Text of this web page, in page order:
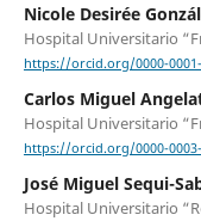
Nicole Desirée
Hospital Universitario
https://orcid.org/0000-0001-
Carlos Miguel
Hospital Universitario
https://orcid.org/0000-0003-
José Miguel Sequi-
Hospital Universitario